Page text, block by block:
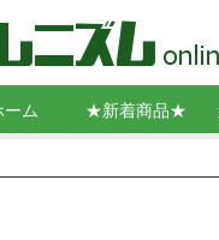
ーム ★新着商品★